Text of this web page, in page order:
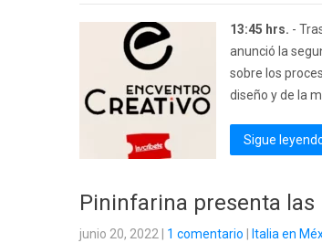
13:45 hrs. -
anunció la
sobre los
diseño y de la
Sigue
Pininfarina presenta
junio 20, 2022 1 comentario Italia en